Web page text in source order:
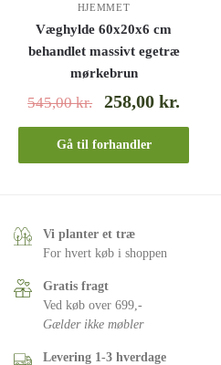
HJEMMET
Væghylde 60x20x6 cm
behandlet massivt egetræ
mørkebrun
545,00kr. 258,00kr.
Gå til forhandler
Vi planter et træ
For hvert køb i shoppen
Gratis fragt
Ved køb over 699,-
Gælder ikke møbler
Levering 1-3 hverdage